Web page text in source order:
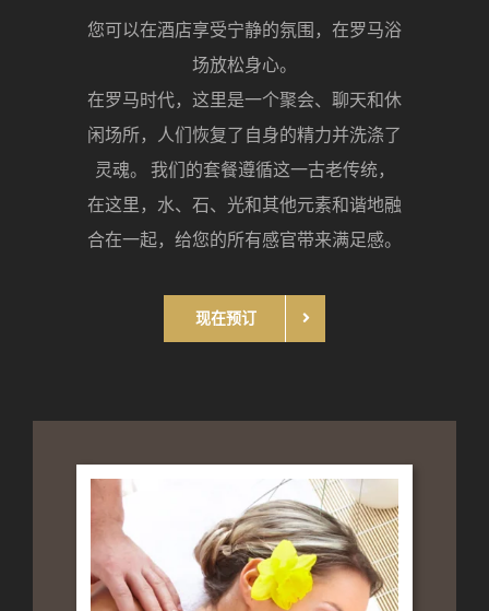
您可以在酒店享受宁静的氛围，在罗马浴
场放松身心。
在罗马时代，这里是一个聚会、聊天和休
闲场所，人们恢复了自身的精力并洗涤了
灵魂。 我们的套餐遵循这一古老传统，
在这里，水、石、光和其他元素和谐地融
合在一起，给您的所有感官带来满足感。
现在预订